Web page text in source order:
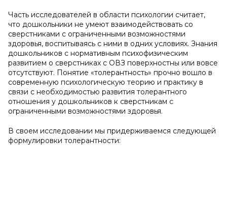
Часть исследователей в области психологии считает,
что дошкольники не умеют взаимодействовать со
сверстниками с ограниченными возможностями
здоровья, воспитываясь с ними в одних условиях. Знания
дошкольников с нормативным психофизическим
развитием о сверстниках с ОВЗ поверхностны или вовсе
отсутствуют. Понятие «толерантность» прочно вошло в
современную психологическую теорию и практику в
связи с необходимостью развития толерантного
отношения у дошкольников к сверстникам с
ограниченными возможностями здоровья.
В своем исследовании мы придерживаемся следующей
формулировки толерантности: